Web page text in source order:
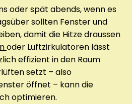
oder spät abends, wenn es
sollten Fenster und
damit die Hitze draussen
oder Luftzirkulatoren lässt
effizient in den Raum
setzt – also
öffnet – kann die
optimieren.